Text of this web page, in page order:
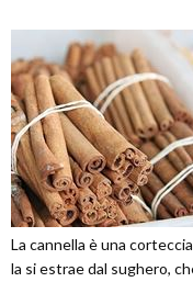
La cannella è una
la si estrae dal sughero,